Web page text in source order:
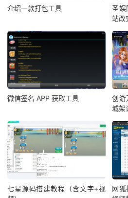
介绍一款打包工具
圣娱
站改
微信签名 APP 获取工具
创游
城架
七星源码搭建教程（含文字+视
网狐